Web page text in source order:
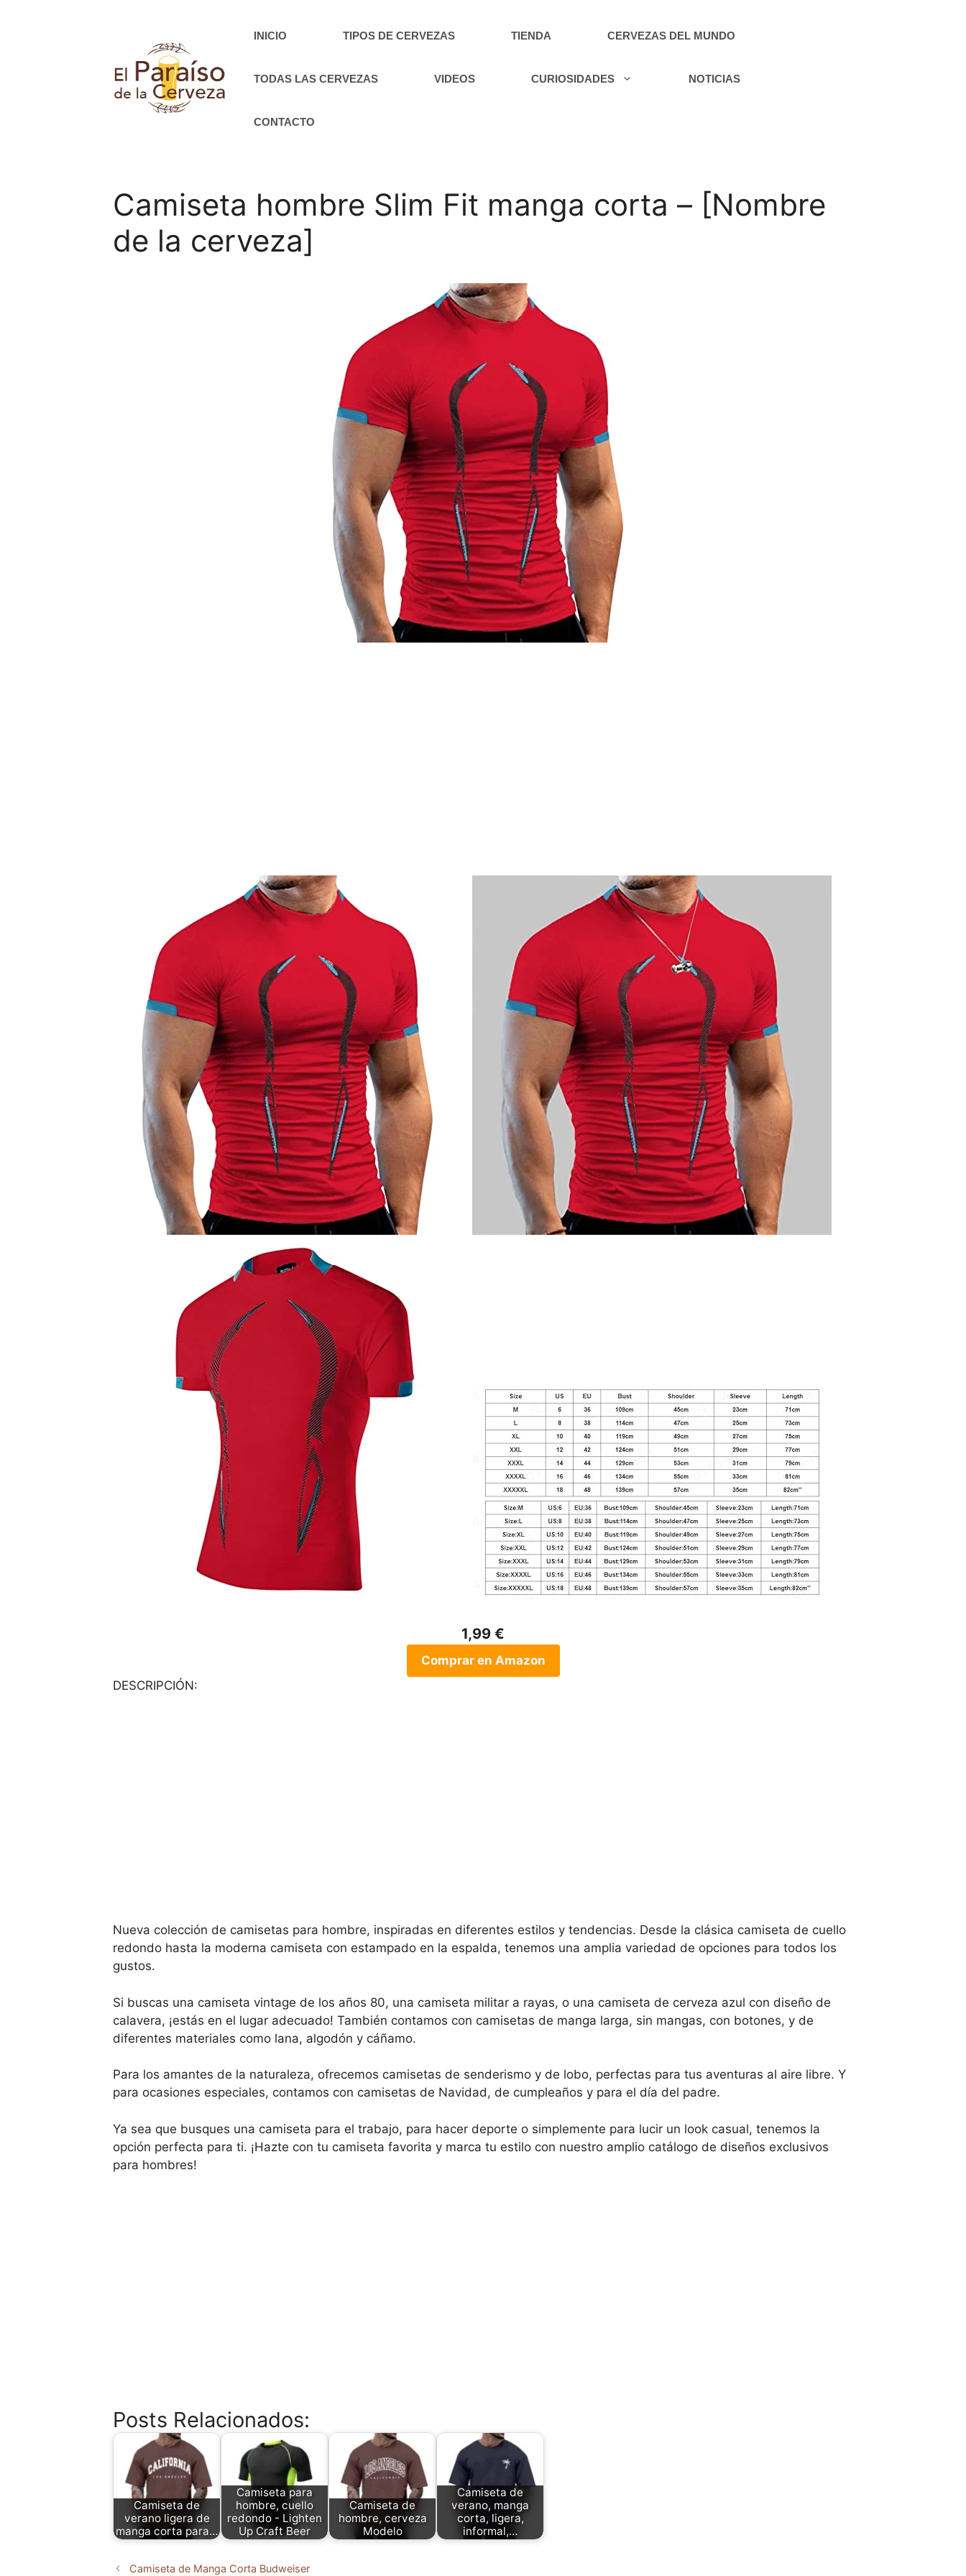
INICIO TIPOS DE CERVEZAS TIENDA CERVEZAS DEL MUNDO
TODAS LAS CERVEZAS VIDEOS CURIOSIDADES NOTICIAS
CONTACTO
Camiseta hombre Slim Fit manga corta – [Nombre
de la cerveza]
1,99 €
Comprar en Amazon
DESCRIPCIÓN:
Nueva colección de camisetas para hombre, inspiradas en diferentes estilos y tendencias. Desde la clásica camiseta de cuello
redondo hasta la moderna camiseta con estampado en la espalda, tenemos una amplia variedad de opciones para todos los
gustos.
Si buscas una camiseta vintage de los años 80, una camiseta militar a rayas, o una camiseta de cerveza azul con diseño de
calavera, ¡estás en el lugar adecuado! También contamos con camisetas de manga larga, sin mangas, con botones, y de
diferentes materiales como lana, algodón y cáñamo.
Para los amantes de la naturaleza, ofrecemos camisetas de senderismo y de lobo, perfectas para tus aventuras al aire libre. Y
para ocasiones especiales, contamos con camisetas de Navidad, de cumpleaños y para el día del padre.
Ya sea que busques una camiseta para el trabajo, para hacer deporte o simplemente para lucir un look casual, tenemos la
opción perfecta para ti. ¡Hazte con tu camiseta favorita y marca tu estilo con nuestro amplio catálogo de diseños exclusivos
para hombres!
Posts Relacionados:
Camiseta de
verano ligera de
manga corta para…
Camiseta para
hombre, cuello
redondo - Lighten
Up Craft Beer
Camiseta de
hombre, cerveza
Modelo
Camiseta de
verano, manga
corta, ligera,
informal,…
Camiseta de Manga Corta Budweiser